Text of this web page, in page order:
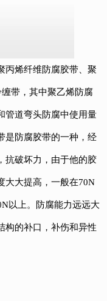
丙烯纤维防腐胶带、聚
带，其中聚乙烯防腐
管道弯头防腐中使用量
是防腐胶带的一种，经
抗破坏力，由于他的胶
大大提高，一般在70N
以上。防腐能力远远大
构的补口，补伤和异性